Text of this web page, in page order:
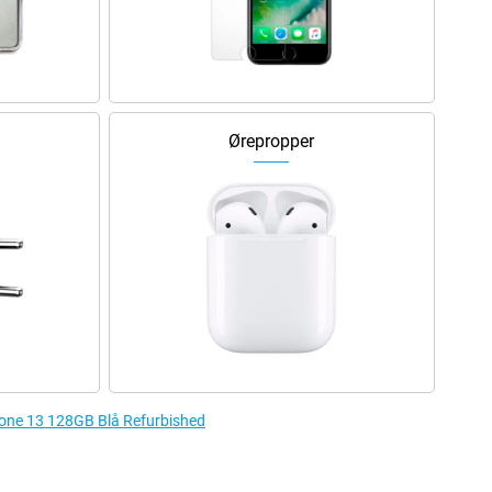
Ørepropper
13 128GB Blå Refurbished